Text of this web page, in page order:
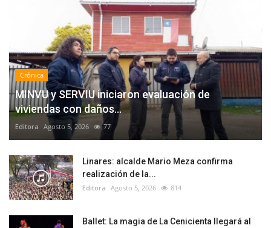
Crónica
MINVU y SERVIU iniciaron evaluación de
viviendas con daños...
Editora Agosto 5, 2026 77
Linares: alcalde Mario Meza confirma
realización de la...
Editora Agosto 5, 2026 814
Ballet: La magia de La Cenicienta llegará al